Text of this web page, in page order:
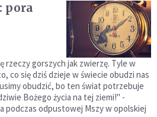
pora
rzeczy gorszych jak zwierzę. Tyle w
co się dziś dzieje w świecie obudzi nas
obudzić, bo ten świat potrzebuje
Bożego życia na tej ziemi!" -
podczas odpustowej Mszy w opolskiej